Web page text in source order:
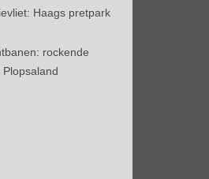
Haags pretpark
rockende